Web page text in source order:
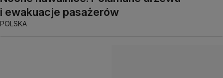
i ewakuacje pasażerów
POLSKA